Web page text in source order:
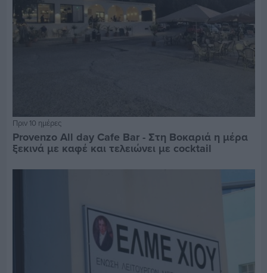
Πριν 10 ημέρες
Provenzo All day Cafe Bar - Στη Βοκαριά η μέρα
ξεκινά με καφέ και τελειώνει με cocktail